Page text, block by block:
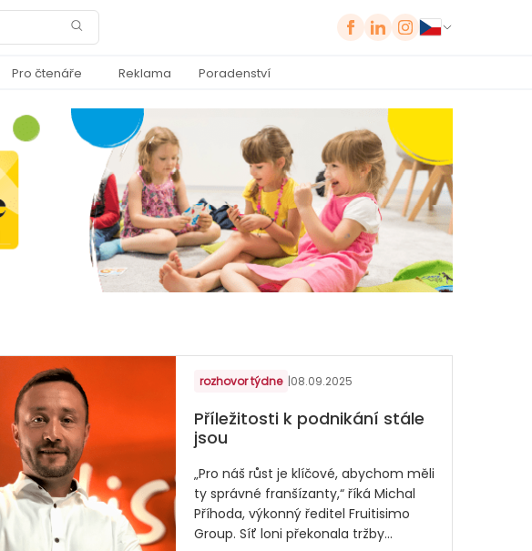
Pro čtenáře Reklama Poradenství
rozhovor týdne |08.09.2025
Příležitosti k podnikání stále
jsou
„Pro náš růst je klíčové, abychom měli
ty správné franšízanty,“ říká Michal
Příhoda, výkonný ředitel Fruitisimo
Group. Síť loni překonala tržby...